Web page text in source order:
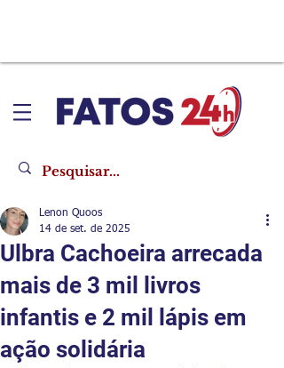
Ulbra Cachoeira arrecada
mais de 3 mil livros
infantis e 2 mil lápis em
ação solidária
Lenon Quoos
14 de set. de 2025